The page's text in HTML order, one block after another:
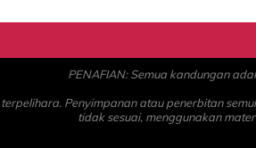
PENAFIAN: Semua kandungan
Penyimpanan atau penerbitan
tidak sesuai, menggunakan